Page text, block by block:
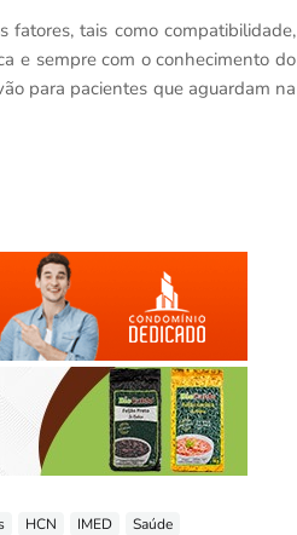
fatores, tais como compatibilidade,
e sempre com o conhecimento do
para pacientes que aguardam na
HCN IMED
Saúde